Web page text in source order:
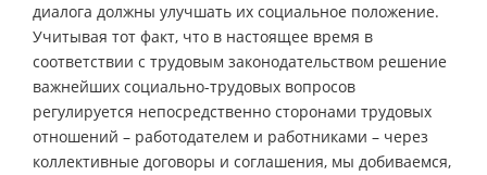
диалога должны улучшать их социальное положение.
Учитывая тот факт, что в настоящее время в
соответствии с трудовым законодательством решение
важнейших социально-трудовых вопросов
регулируется непосредственно сторонами трудовых
отношений – работодателем и работниками – через
коллективные договоры и соглашения, мы добиваемся,